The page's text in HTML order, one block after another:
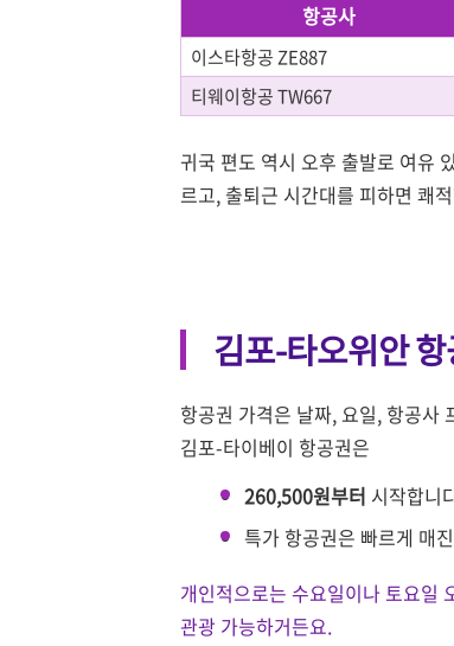
항공사
이스타항공 ZE887
티웨이항공 TW667
귀국 편도 역시 오후 출발로 여유
르고, 출퇴근 시간대를 피하면 쾌
김포-타오위안
항공권 가격은 날짜, 요일, 항공사
김포-타이베이 항공권은
260,500원부터 시작합니
특가 항공권은 빠르게 매
개인적으로는 수요일이나 토요일
관광 가능하거든요.